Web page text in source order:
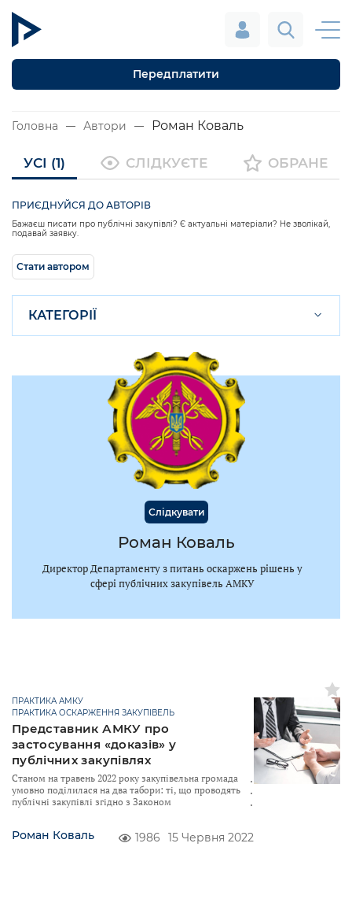
Передплатити
Головна Автори Роман Коваль
УСІ (1) СЛІДКУЄТЕ ОБРАНЕ
КАТЕГОРІЇ
Слідкувати
Роман Коваль
Директор Департаменту з питань оскаржень рішень у
сфері публічних закупівель АМКУ
Представник АМКУ про
застосування «доказів» у
публічних закупівлях
ПРАКТИКА АМКУ
ПРАКТИКА ОСКАРЖЕННЯ ЗАКУПІВЕЛЬ
Станом на травень 2022 року закупівельна громада
умовно поділилася на два табори: ті, що проводять
публічні закупівлі згідно з Законом
Роман Коваль 1986 15 Червня 2022
ПРИЄДНУЙСЯ ДО АВТОРІВ
Бажаєш писати про публічні закупівлі? Є актуальні матеріали? Не зволікай,
подавай заявку.
Стати автором